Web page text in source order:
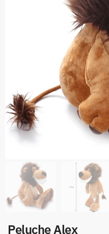
Peluche Alex